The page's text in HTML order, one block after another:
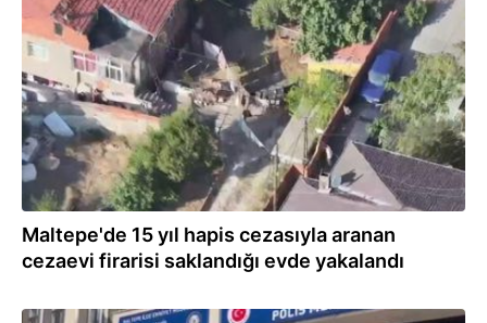
04.08.2026
Maltepe'de 15 yıl hapis cezasıyla aranan
cezaevi firarisi saklandığı evde yakalandı